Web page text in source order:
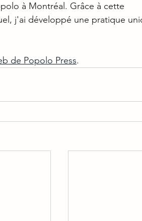
à Montréal. Grâce à cette
j'ai développé une pratique
de Popolo Press.